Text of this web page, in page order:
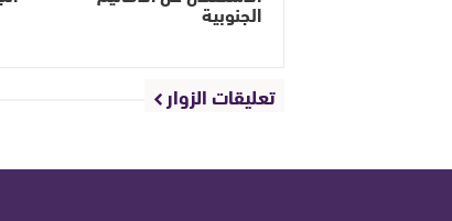
الجنوبية
تعليقات الزوار